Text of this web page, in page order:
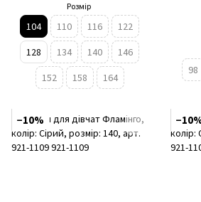
Розмір
104 110 116
122
128
134 140
146
152
158 164
98
−10%